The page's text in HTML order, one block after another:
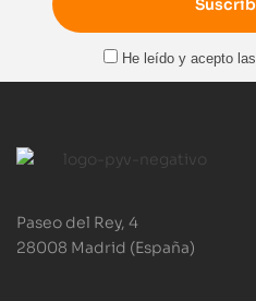
He leído y acepto las
Paseo del Rey, 4
28008 Madrid (España)